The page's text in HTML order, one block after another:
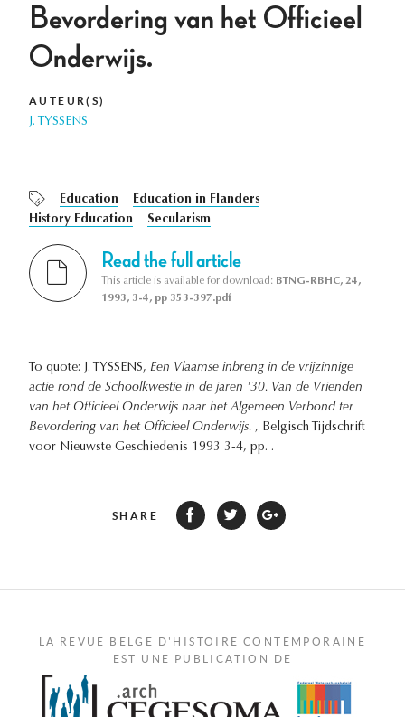
Bevordering van het Officieel
Onderwijs.
AUTEUR(S)
J. TYSSENS
Education
Education in Flanders
History Education
Secularism
Read the full article
This article is available for download: BTNG-RBHC, 24,
1993, 3-4, pp 353-397.pdf
To quote: J. TYSSENS, Een Vlaamse inbreng in de vrijzinnige
actie rond de Schoolkwestie in de jaren '30. Van de Vrienden
van het Officieel Onderwijs naar het Algemeen Verbond ter
Bevordering van het Officieel Onderwijs. , Belgisch Tijdschrift
voor Nieuwste Geschiedenis 1993 3-4, pp. .
SHARE
LA REVUE BELGE D'HISTOIRE CONTEMPORAINE
EST UNE PUBLICATION DE